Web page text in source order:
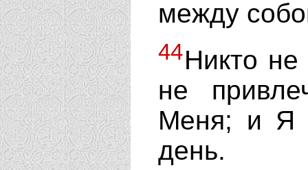
между
44Никто
не
Меня; и Я
день.